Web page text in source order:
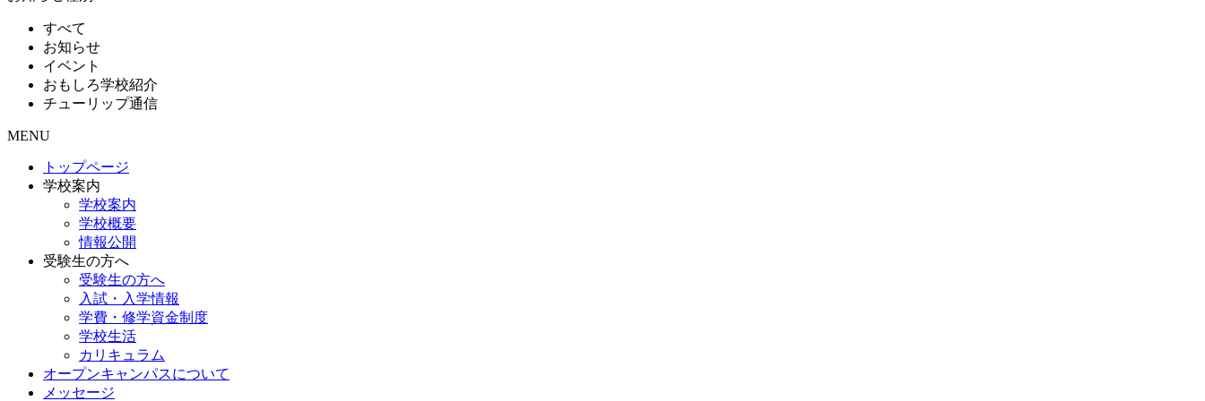
すべて
お知らせ
イベント
おもしろ学校紹介
チューリップ通信
MENU
トップページ
学校案内
学校案内
学校概要
情報公開
受験生の方へ
受験生の方へ
入試・入学情報
学費・修学資金制度
学校生活
カリキュラム
オープンキャンパスについて
メッセージ